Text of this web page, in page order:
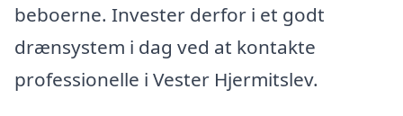
beboerne. Invester derfor i et godt
drænsystem i dag ved at kontakte
professionelle i Vester Hjermitslev.